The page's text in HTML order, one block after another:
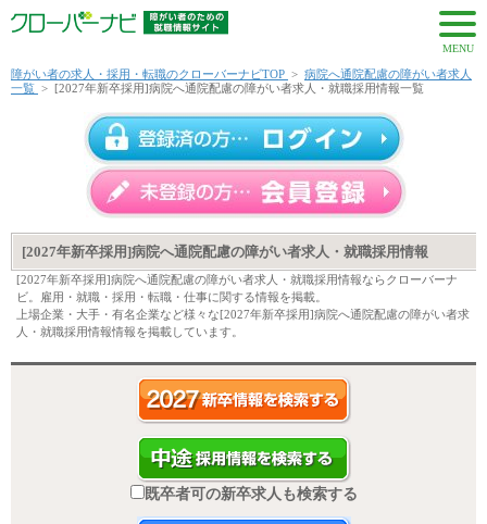
MENU
障がい者の求人・採用・転職のクローバーナビTOP > 病院へ通院配慮の障がい者求人
一覧 > [2027年新卒採用]病院へ通院配慮の障がい者求人・就職採用情報一覧
[2027年新卒採用]病院へ通院配慮の障がい者求人・就職採用情報
[2027年新卒採用]病院へ通院配慮の障がい者求人・就職採用情報ならクローバーナ
ビ。雇用・就職・採用・転職・仕事に関する情報を掲載。
上場企業・大手・有名企業など様々な[2027年新卒採用]病院へ通院配慮の障がい者求
人・就職採用情報情報を掲載しています。
既卒者可の新卒求人も検索する